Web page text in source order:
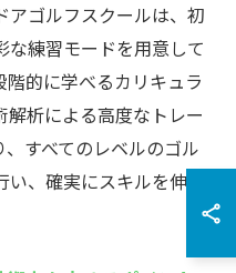
アゴルフスクールは、初
練習モードを用意して
的に学べるカリキュラ
析による高度なトレー
すべてのレベルのゴル
、確実にスキルを伸ば